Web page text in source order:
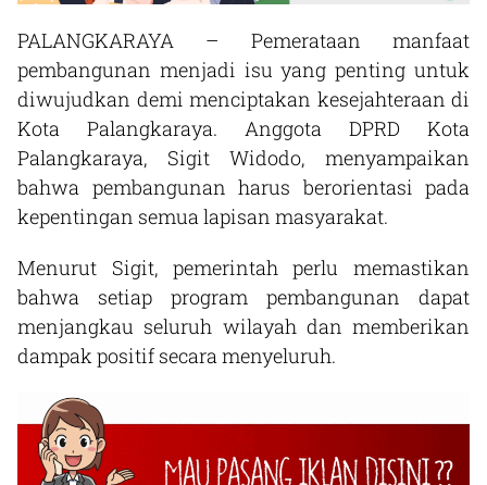
PALANGKARAYA – Pemerataan manfaat
pembangunan menjadi isu yang penting untuk
diwujudkan demi menciptakan kesejahteraan di
Kota Palangkaraya. Anggota DPRD Kota
Palangkaraya, Sigit Widodo, menyampaikan
bahwa pembangunan harus berorientasi pada
kepentingan semua lapisan masyarakat.
Menurut Sigit, pemerintah perlu memastikan
bahwa setiap program pembangunan dapat
menjangkau seluruh wilayah dan memberikan
dampak positif secara menyeluruh.